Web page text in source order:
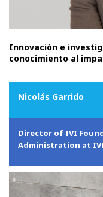
Innovación e
conocimiento al
Nicolás Garrido
Director of IVI
Administration at IVI